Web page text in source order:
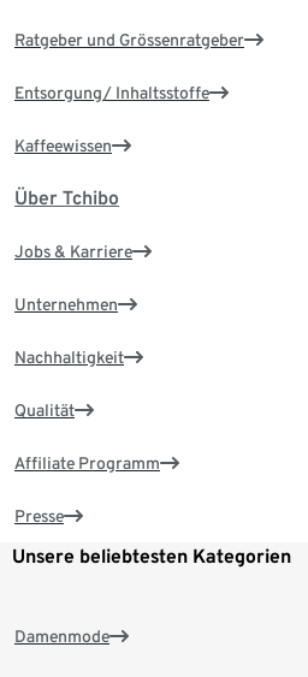
Ratgeber und Grössenratgeber
Entsorgung/ Inhaltsstoffe
Kaffeewissen
Über Tchibo
Jobs & Karriere
Unternehmen
Nachhaltigkeit
Qualität
Affiliate Programm
Presse
Unsere beliebtesten Kategorien
Damenmode